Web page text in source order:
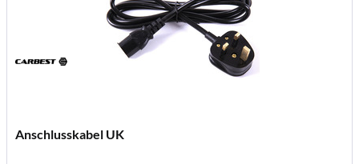
Anschlusskabel UK